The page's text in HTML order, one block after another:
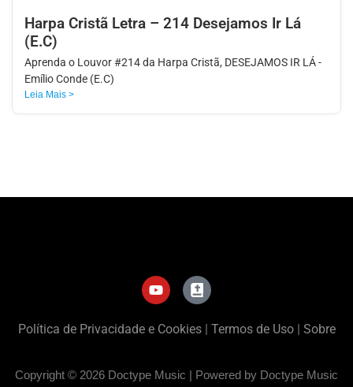
Harpa Cristã Letra – 214 Desejamos Ir Lá
(E.C)
Aprenda o Louvor #214 da Harpa Cristã, DESEJAMOS IR LÁ -
Emílio Conde (E.C)
Leia Mais >
Política de Privacidade e Cookies| Termos de Uso| Sobre
Copyright © 2026 Doctype Music | Powered by Doctype Music